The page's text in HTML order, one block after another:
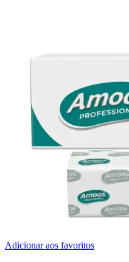
Adicionar aos favoritos